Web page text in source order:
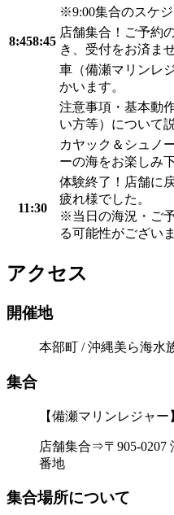
※9:00集合のスケ
8:458:45
店舗集合！ご予約
き、受付をお済ま
車（備瀬マリンレ
かいます。
注意事項・基本動
い方等）について
カヤック＆シュノ
ーの海をお楽しみ
11:30
体験終了！店舗に
疲れ様でした。
※当日の海況・ご
る可能性がござい
アクセス
開催地
本部町 / 沖縄美ら海水
集合
【備瀬マリンレジャー
店舗集合⇒〒905-0207
番地
集合場所について